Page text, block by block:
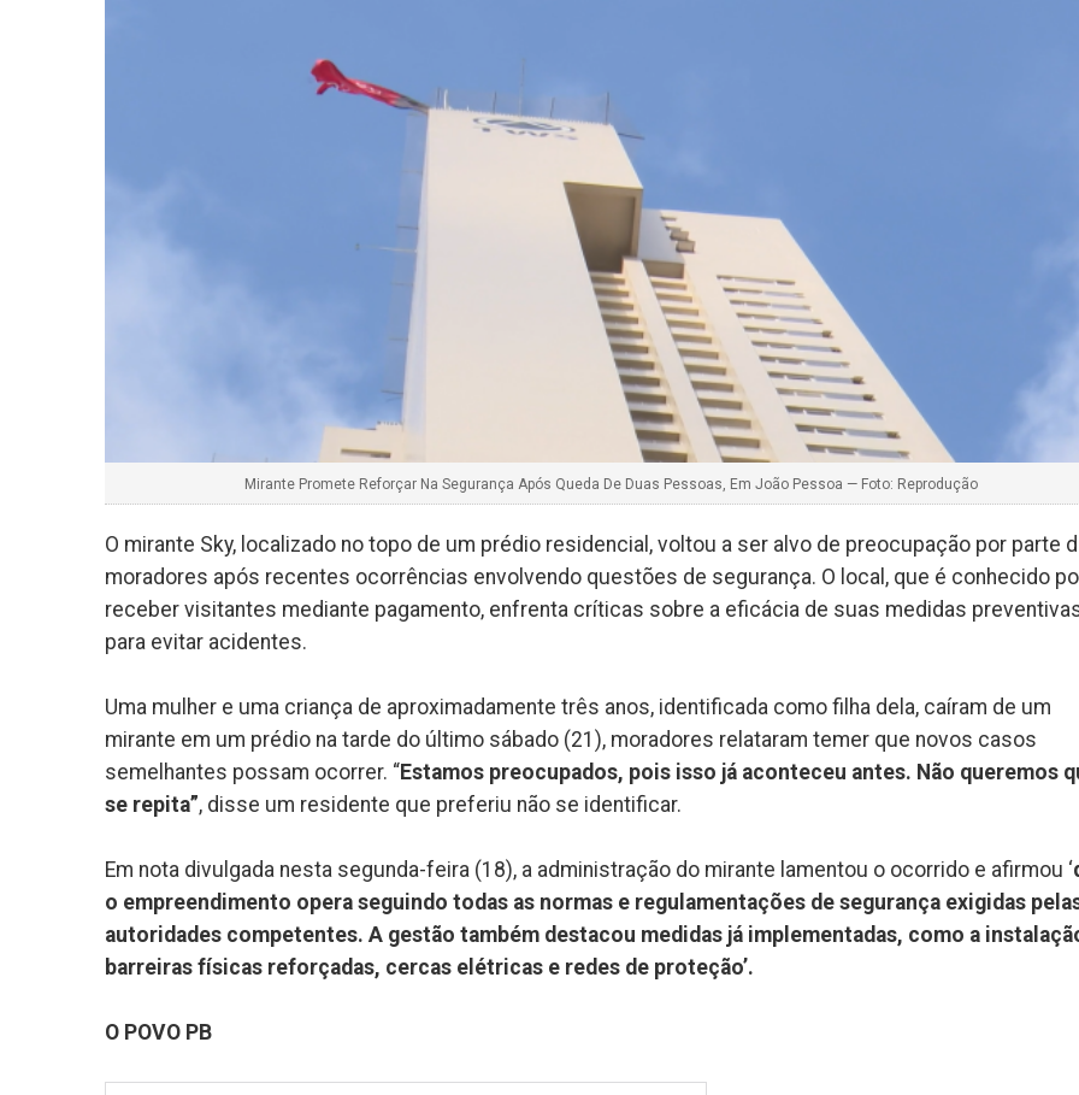
Mirante Promete Reforçar Na Segurança Após Queda De Duas Pessoas, Em João Pessoa — Foto: Reprodução
O mirante Sky, localizado no topo de um prédio residencial, voltou a ser alvo de preocupação por parte
moradores após recentes ocorrências envolvendo questões de segurança. O local, que é conhecido
receber visitantes mediante pagamento, enfrenta críticas sobre a eficácia de suas medidas
para evitar acidentes.
Uma mulher e uma criança de aproximadamente três anos, identificada como filha dela, caíram de um
mirante em um prédio na tarde do último sábado (21), moradores relataram temer que novos casos
semelhantes possam ocorrer. “Estamos preocupados, pois isso já aconteceu antes. Não queremos
se repita”, disse um residente que preferiu não se identificar.
Em nota divulgada nesta segunda-feira (18), a administração do mirante lamentou o ocorrido e afirmou ‘
o empreendimento opera seguindo todas as normas e regulamentações de segurança exigidas
autoridades competentes. A gestão também destacou medidas já implementadas, como a
barreiras físicas reforçadas, cercas elétricas e redes de proteção’.
O POVO PB